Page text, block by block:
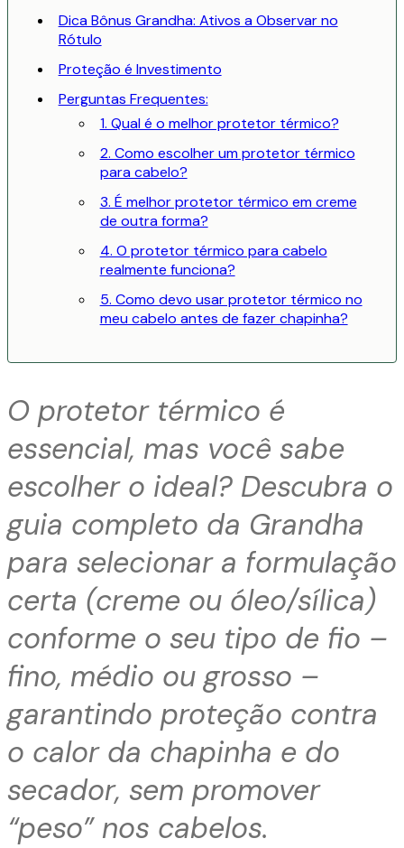
Dica Bônus Grandha: Ativos a Observar no
Rótulo
Proteção é Investimento
Perguntas Frequentes:
1. Qual é o melhor protetor térmico?
2. Como escolher um protetor térmico
para cabelo?
3. É melhor protetor térmico em creme
de outra forma?
4. O protetor térmico para cabelo
realmente funciona?
5. Como devo usar protetor térmico no
meu cabelo antes de fazer chapinha?
O protetor térmico é
essencial, mas você sabe
escolher o ideal? Descubra o
guia completo da Grandha
para selecionar a formulação
certa (creme ou óleo/sílica)
conforme o seu tipo de fio –
fino, médio ou grosso –
garantindo proteção contra
o calor da chapinha e do
secador, sem promover
“peso” nos cabelos.